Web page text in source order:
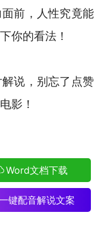
前，人性究竟能
你的看法！
说，别忘了点赞
影！
Word文档下载
键配音解说文案